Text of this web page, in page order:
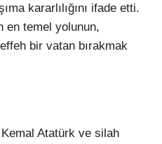
kararlılığını ifade etti.
en temel yolunun,
bir vatan bırakmak
Atatürk ve silah